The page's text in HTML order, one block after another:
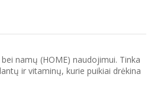
namų (HOME) naudojimui. Tinka
ir vitaminų, kurie puikiai drėkina